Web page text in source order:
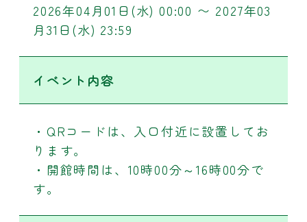
2026年04月01日(水) 00:00 〜 2027年03
月31日(水) 23:59
イベント内容
・QRコードは、入口付近に設置してお
ります。
・開館時間は、10時00分～16時00分で
す。